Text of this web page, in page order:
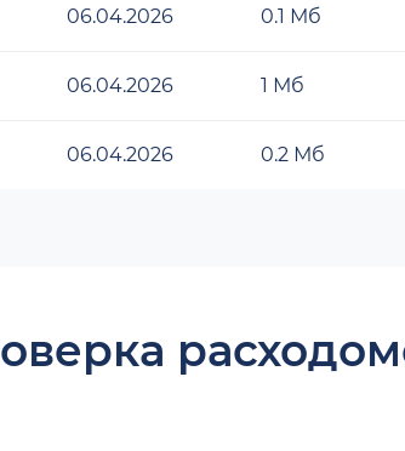
06.04.2026 0.1 Мб
06.04.2026 1 Мб
06.04.2026 0.2 Мб